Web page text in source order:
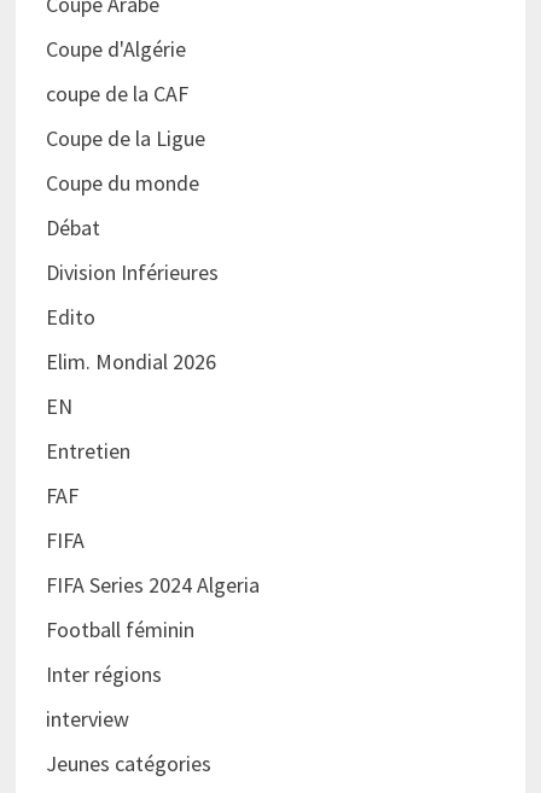
Coupe d'Algérie
coupe de la CAF
Coupe de la Ligue
Coupe du monde
Débat
Division Inférieures
Edito
Elim. Mondial 2026
EN
Entretien
FAF
FIFA
FIFA Series 2024 Algeria
Football féminin
Inter régions
interview
Jeunes catégories